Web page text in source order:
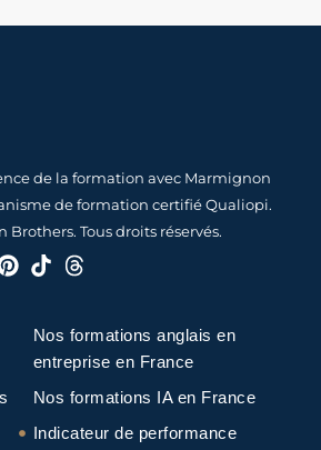
de la formation avec Marmignon
de formation certifié Qualiopi.
Brothers. Tous droits réservés.
Nos formations anglais en
entreprise en France
Nos formations IA en France
Indicateur de performance